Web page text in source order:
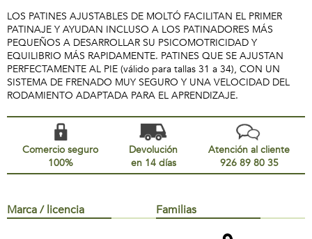
LOS PATINES AJUSTABLES DE MOLTÓ FACILITAN EL PRIMER
PATINAJE Y AYUDAN INCLUSO A LOS PATINADORES MÁS
PEQUEÑOS A DESARROLLAR SU PSICOMOTRICIDAD Y
EQUILIBRIO MÁS RAPIDAMENTE. PATINES QUE SE AJUSTAN
PERFECTAMENTE AL PIE (válido para tallas 31 a 34), CON UN
SISTEMA DE FRENADO MUY SEGURO Y UNA VELOCIDAD DEL
RODAMIENTO ADAPTADA PARA EL APRENDIZAJE.
Comercio seguro
100%
Devolución
en 14 días
Atención al cliente
926 89 80 35
Marca / licencia Familias